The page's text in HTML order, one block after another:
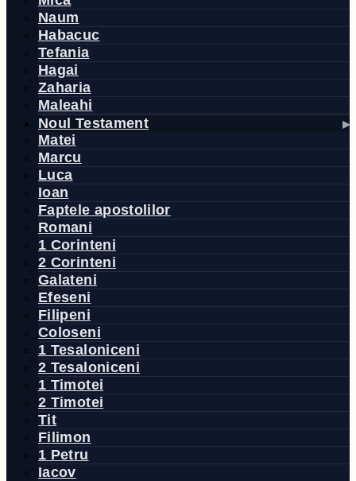
Naum
Habacuc
Tefania
Hagai
Zaharia
Maleahi
Noul Testament
Matei
Marcu
Luca
Ioan
Faptele apostolilor
Romani
1 Corinteni
2 Corinteni
Galateni
Efeseni
Filipeni
Coloseni
1 Tesaloniceni
2 Tesaloniceni
1 Timotei
2 Timotei
Tit
Filimon
1 Petru
Iacov